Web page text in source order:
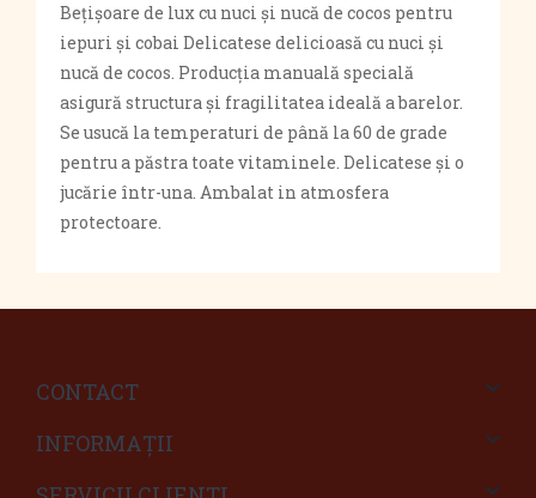
Bețișoare de lux cu nuci și nucă de cocos pentru
iepuri și cobai Delicatese delicioasă cu nuci și
nucă de cocos. Producția manuală specială
asigură structura și fragilitatea ideală a barelor.
Se usucă la temperaturi de până la 60 de grade
pentru a păstra toate vitaminele. Delicatese și o
jucărie într-una. Ambalat in atmosfera
protectoare.
CONTACT
INFORMAŢII